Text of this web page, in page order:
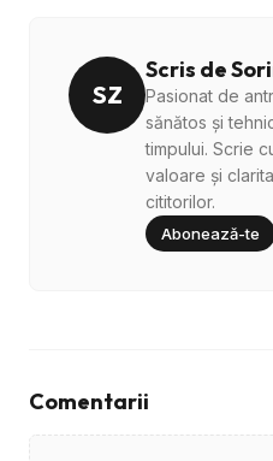
SZ
Scris de
Pasionat de
sănătos și
timpului. Scrie
valoare și
cititorilor.
Abonează-te
Comentarii